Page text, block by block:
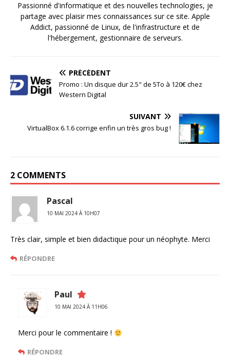
Passionné d'informatique et des nouvelles technologies, je
partage avec plaisir mes connaissances sur ce site. Apple
Addict, passionné de Linux, de l'infrastructure et de
l'hébergement, gestionnaire de serveurs.
PRÉCÉDENT
Promo : Un disque dur 2.5" de 5To à 120€ chez
Western Digital
SUIVANT
VirtualBox 6.1.6 corrige enfin un très gros bug !
2 COMMENTS
Pascal
10 MAI 2024 À 10H07
Très clair, simple et bien didactique pour un néophyte. Merci
RÉPONDRE
Paul
10 MAI 2024 À 11H06
Merci pour le commentaire !
RÉPONDRE